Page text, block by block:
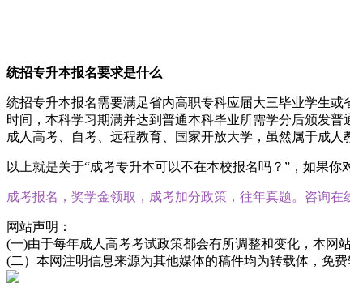
统招专升本报名要求是什么
统招专升本报名需要满足省内高职专科应届大三毕业学生
时间，本科学习期满并达到普通本科毕业所需学分后颁发
成人高考、自考、远程教育、国家开放大学，虽然属于成
以上就是关于“成考专升本可以不在本校报名吗？”，如果
成考报名，奖学金领取，成考加分政策，往年真题。咨询在
网站声明：
(一)由于每年成人高考考试政策都会有所调整和变化，本网
(二）本网注明信息来源为其他媒体的稿件均为转载体，免